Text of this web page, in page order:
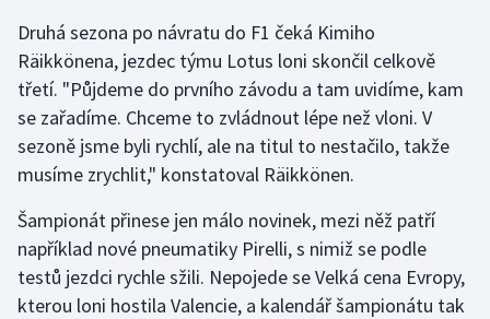
Druhá sezona po návratu do F1 čeká Kimiho
Räikkönena, jezdec týmu Lotus loni skončil celkově
třetí. "Půjdeme do prvního závodu a tam uvidíme, kam
se zařadíme. Chceme to zvládnout lépe než vloni. V
sezoně jsme byli rychlí, ale na titul to nestačilo, takže
musíme zrychlit," konstatoval Räikkönen.
Šampionát přinese jen málo novinek, mezi něž patří
například nové pneumatiky Pirelli, s nimiž se podle
testů jezdci rychle sžili. Nepojede se Velká cena Evropy,
kterou loni hostila Valencie, a kalendář šampionátu tak